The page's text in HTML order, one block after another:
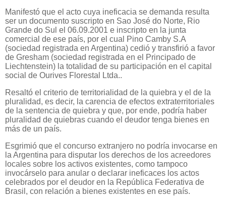
Manifestó que el acto cuya ineficacia se demanda resulta
ser un documento suscripto en Sao José do Norte, Rio
Grande do Sul el 06.09.2001 e inscripto en la junta
comercial de ese país, por el cual Pino Camby S.A
(sociedad registrada en Argentina) cedió y transfirió a favor
de Gresham (sociedad registrada en el Principado de
Liechtenstein) la totalidad de su participación en el capital
social de Ourives Florestal Ltda..
Resaltó el criterio de territorialidad de la quiebra y el de la
pluralidad, es decir, la carencia de efectos extraterritoriales
de la sentencia de quiebra y que, por ende, podría haber
pluralidad de quiebras cuando el deudor tenga bienes en
más de un país.
Esgrimió que el concurso extranjero no podría invocarse en
la Argentina para disputar los derechos de los acreedores
locales sobre los activos existentes, como tampoco
invocárselo para anular o declarar ineficaces los actos
celebrados por el deudor en la República Federativa de
Brasil, con relación a bienes existentes en ese país.